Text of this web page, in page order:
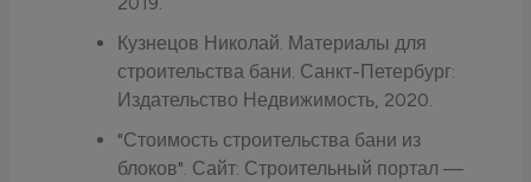
Кузнецов Николай. Материалы для
строительства бани. Санкт-Петербург:
Издательство Недвижимость, 2020.
"Стоимость строительства бани из
блоков". Сайт: Строительный портал —